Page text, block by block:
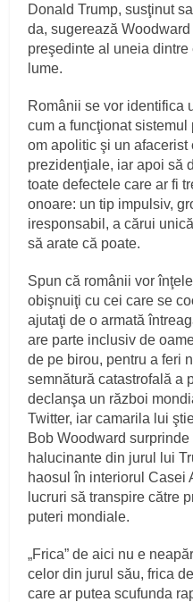
Donald Trump, susţinut
da, sugerează
preşedinte al uneia
lume.
Românii se vor identifica
cum a funcţionat sistemul
om apolitic şi un
prezidenţiale, iar apoi să
toate defectele care ar fi
onoare: un tip impulsiv,
iresponsabil, a cărui
să arate că poate.
Spun că românii vor
obişnuiţi cu cei care se
ajutaţi de o armată
are parte inclusiv de
de pe birou, pentru a feri
semnătură catastrofală a
declanşa un război
Twitter, iar camarila lui
Bob Woodward
halucinante din jurul lui
haosul în interiorul Casei
lucruri să transpire către
puteri mondiale.
„Frica” de aici nu e
celor din jurul său, frica
care ar putea scufunda